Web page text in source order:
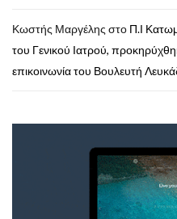
Κωστής Μαργέλης στο Π.Ι
του Γενικού Ιατρού,
επικοινωνία του Βουλευτή